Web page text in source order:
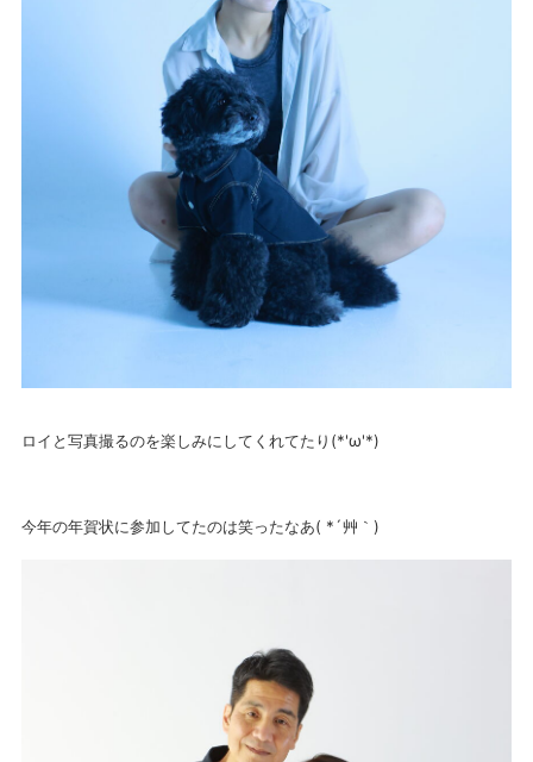
ロイと写真撮るのを楽しみにしてくれてたり(*'ω'*)
今年の年賀状に参加してたのは笑ったなあ( *´艸｀)